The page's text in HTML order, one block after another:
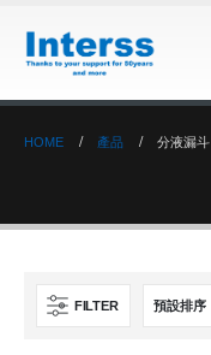
HOME 產品 分液漏斗
FILTER